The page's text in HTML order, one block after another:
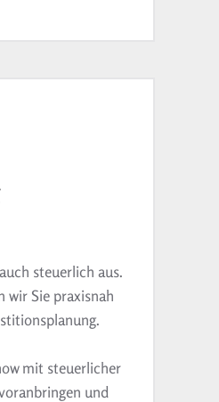
steuerlich aus.
wir Sie praxisnah
mit steuerlicher
und